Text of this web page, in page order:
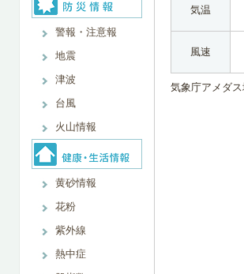
警報・注意報
地震
津波
台風
火山情報
黄砂情報
花粉
紫外線
熱中症
気温
風速
気象庁アメダ